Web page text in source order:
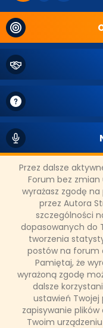
Przez dalsze
Forum bez
wyrażasz zgodę
przez Autora
szczególności
dopasowanych do
tworzenia
postów na forum
Pamiętaj, że
wyrażoną zgodę
dalsze
ustawień Twojej
zapisywanie
Twoim
Copyright © 2011 -